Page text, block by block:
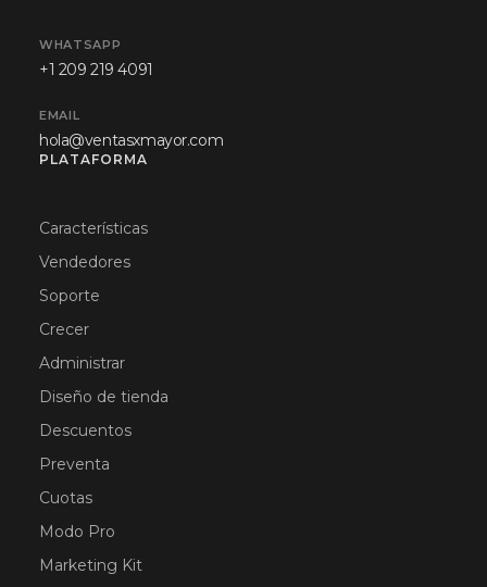
WHATSAPP
+1 209 219 4091
EMAIL
hola@ventasxmayor.com
PLATAFORMA
Características
Vendedores
Soporte
Crecer
Administrar
Diseño de tienda
Descuentos
Preventa
Cuotas
Modo Pro
Marketing Kit